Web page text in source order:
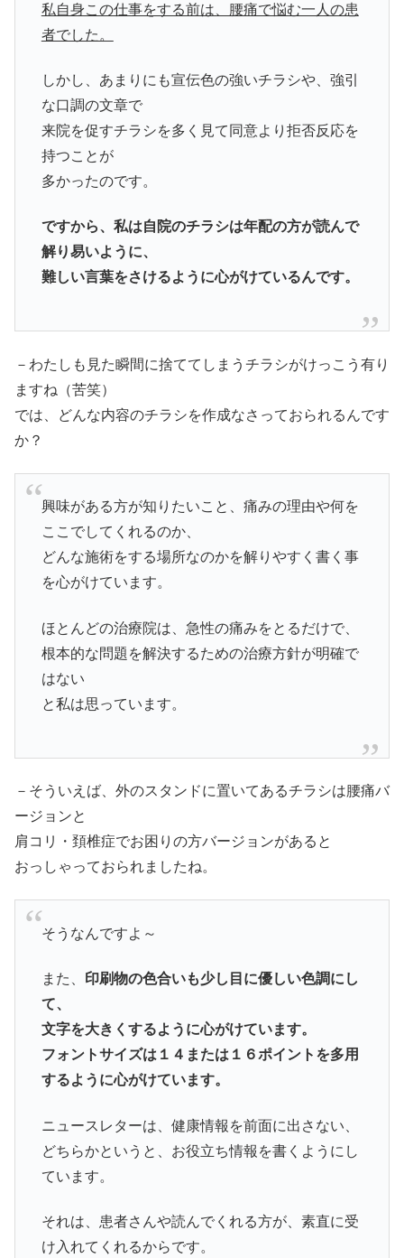
私自身この仕事をする前は、腰痛で悩む一人の患
者でした。
しかし、あまりにも宣伝色の強いチラシや、強引
な口調の文章で
来院を促すチラシを多く見て同意より拒否反応を
持つことが
多かったのです。
ですから、私は自院のチラシは年配の方が読んで
解り易いように、
難しい言葉をさけるように心がけているんです。
－わたしも見た瞬間に捨ててしまうチラシがけっこう有り
ますね（苦笑）
では、どんな内容のチラシを作成なさっておられるんです
か？
興味がある方が知りたいこと、痛みの理由や何を
ここでしてくれるのか、
どんな施術をする場所なのかを解りやすく書く事
を心がけています。
ほとんどの治療院は、急性の痛みをとるだけで、
根本的な問題を解決するための治療方針が明確で
はない
と私は思っています。
－そういえば、外のスタンドに置いてあるチラシは腰痛バ
ージョンと
肩コリ・頚椎症でお困りの方バージョンがあると
おっしゃっておられましたね。
そうなんですよ～
また、 印刷物の色合いも少し目に優しい色調にし
て、
文字を大きくするように心がけています。
フォントサイズは１４または１６ポイントを多用
するように心がけています。
ニュースレターは、健康情報を前面に出さない、
どちらかというと、お役立ち情報を書くようにし
ています。
それは、患者さんや読んでくれる方が、素直に受
け入れてくれるからです。